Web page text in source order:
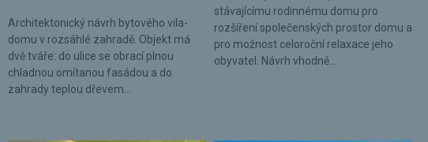
Architektonický návrh bytového vila-
domu v rozsáhlé zahradě. Objekt má
dvě tváře: do ulice se obrací plnou
chladnou omítanou fasádou a do
zahrady teplou dřevem...
stávajícímu rodinnému domu pro
rozšíření společenských prostor domu a
pro možnost celoroční relaxace jeho
obyvatel. Návrh vhodně...